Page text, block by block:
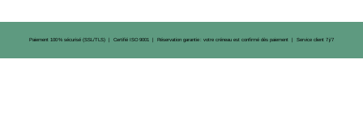
Paiement 100 % sécurisé (SSL/TLS) | Certifié ISO 9001 | Réservation garantie : votre créneau est confirmé dès paiement | Service client 7 j/7